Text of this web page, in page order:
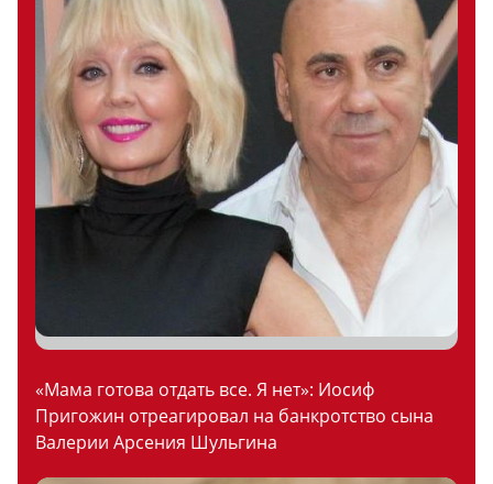
«Мама готова отдать все. Я нет»: Иосиф
Пригожин отреагировал на банкротство сына
Валерии Арсения Шульгина